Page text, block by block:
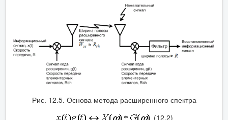
Рис. 12.5. Основа метода расширенного спектра
(12.2)